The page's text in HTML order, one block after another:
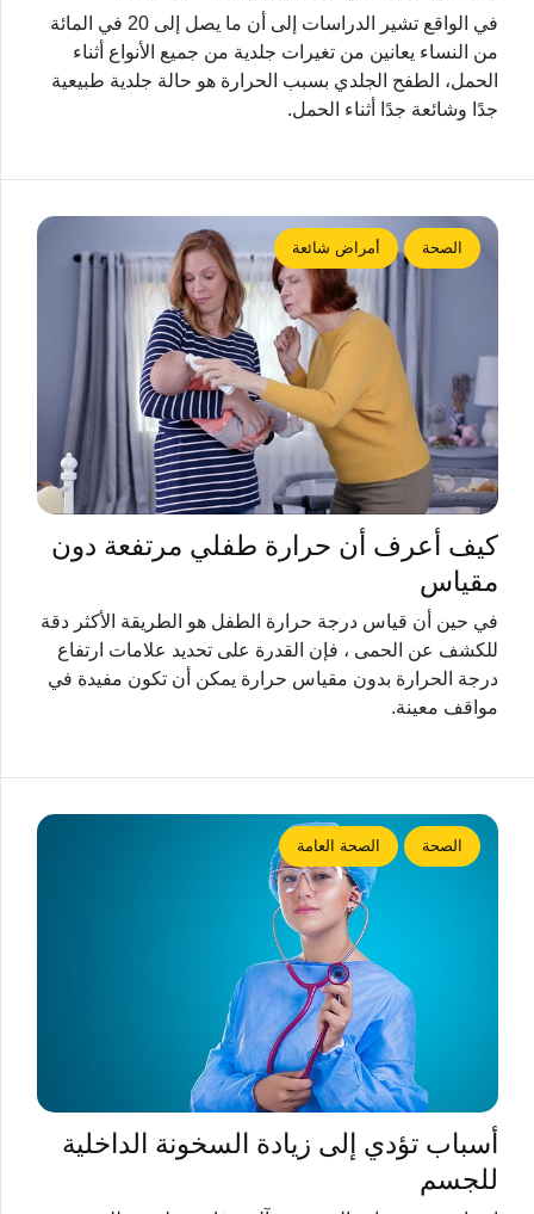
في الواقع تشير الدراسات إلى أن ما يصل إلى 20 في المائة
من النساء يعانين من تغيرات جلدية من جميع الأنواع أثناء
الحمل، الطفح الجلدي بسبب الحرارة هو حالة جلدية طبيعية
جدًا وشائعة جدًا أثناء الحمل.
الصحة أمراض شائعة
كيف أعرف أن حرارة طفلي مرتفعة دون
مقياس
في حين أن قياس درجة حرارة الطفل هو الطريقة الأكثر دقة
للكشف عن الحمى ، فإن القدرة على تحديد علامات ارتفاع
درجة الحرارة بدون مقياس حرارة يمكن أن تكون مفيدة في
مواقف معينة.
الصحة الصحة العامة
أسباب تؤدي إلى زيادة السخونة الداخلية
للجسم